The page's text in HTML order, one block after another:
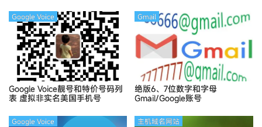
Google Voice靓号和特价号码列
表 虚拟非实名美国手机号
Google Voice
绝版6、7位数字和字母
Gmail/Google账号
Gmail
Google Voice 主机域名网站